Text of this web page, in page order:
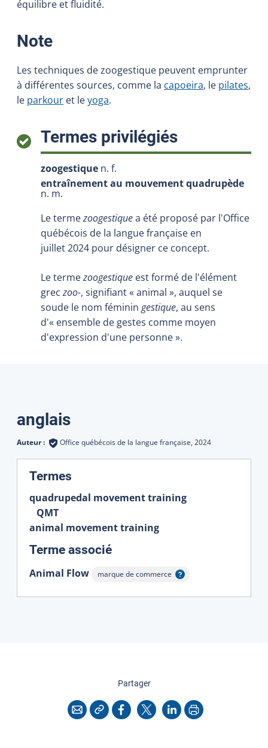
équilibre et fluidité.
Note:
Les techniques de zoogestique peuvent emprunter
à différentes sources, comme la capoeira, le pilates,
le parkour et leyoga.
Termes privilégiés:
zoogestique n. f.
entraînement au mouvement quadrupède
n. m.
Le termezoogestiquea été proposé par l'Office
québécois de la langue française en
juillet 2024 pour désigner ce concept.
Le termezoogestique est formé de l'élément
greczoo-, signifiant « animal », auquel se
soude le nom féminin gestique, au sens
d'« ensemble de gestes comme moyen
d'expression d'une personne ».
Traductions
anglais
Auteur : Office québécois de la langue française, 2024
Termes
quadrupedal movement training
QMT
animal movement training
Terme associé:
Animal Flow marque de commerce
Afficher l'infobulle
Partagercette page
CourrielCopier l'adresse
Facebook
X LinkedInImprimer